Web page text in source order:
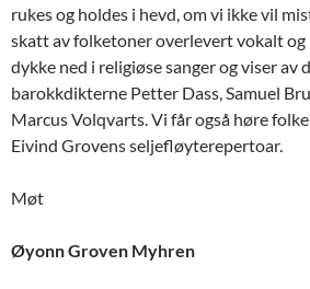
rukes og holdes i hevd, om vi ikke vil
skatt av folketoner overlevert vokalt
dykke ned i religiøse sanger og viser av
barokkdikterne Petter Dass, Samuel
Marcus Volqvarts. Vi får også høre
Eivind Grovens seljefløyterepertoar.
Møt
Øyonn Groven Myhren